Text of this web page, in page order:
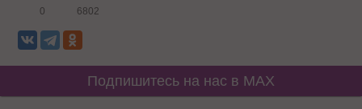
0 6802
Подпишитесь на нас в MAX